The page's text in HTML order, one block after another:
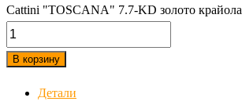
Cattini "TOSCANA" 7.7-KD золото крайола
В корзину
Детали